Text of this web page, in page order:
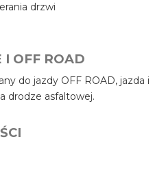
drzwi
I OFF ROAD
do jazdy OFF ROAD, jazda i
drodze asfaltowej.